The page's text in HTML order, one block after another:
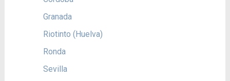
Granada
Riotinto (Huelva)
Ronda
Sevilla